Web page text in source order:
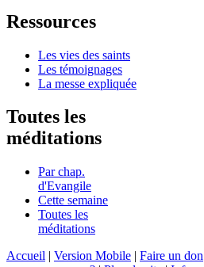
Ressources
Les vies des saints
Les témoignages
La messe expliquée
Toutes les
méditations
Par chap.
d'Evangile
Cette semaine
Toutes les
méditations
Accueil | Version Mobile | Faire un don